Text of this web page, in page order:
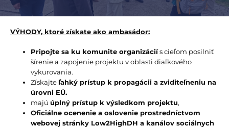
VÝHODY, ktoré získate ako ambasádor:
Pripojte sa ku komunite organizáciís cieľom posilniť
šírenie a zapojenie projektu v oblasti diaľkového
vykurovania.
Získajte ľahký prístup k propagácii a zviditeľneniu na
úrovni EÚ.
majú úplný prístup k výsledkom projektu,
Oficiálne ocenenie a oslovenie prostredníctvom
webovej stránky Low2HighDH a kanálov sociálnych